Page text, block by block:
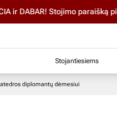
DABAR! Stojimo paraišką
Stojantiesiems
diplomantų dėmesiui